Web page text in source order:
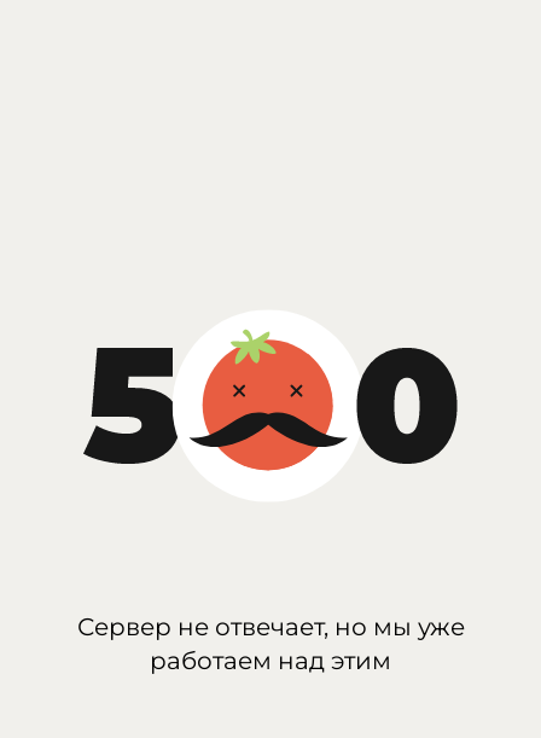
Сервер не отвечает, но мы уже
работаем над этим